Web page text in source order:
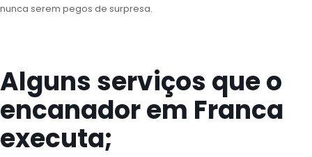
nunca serem pegos de surpresa.
Alguns serviços que o
encanador em Franca
executa;